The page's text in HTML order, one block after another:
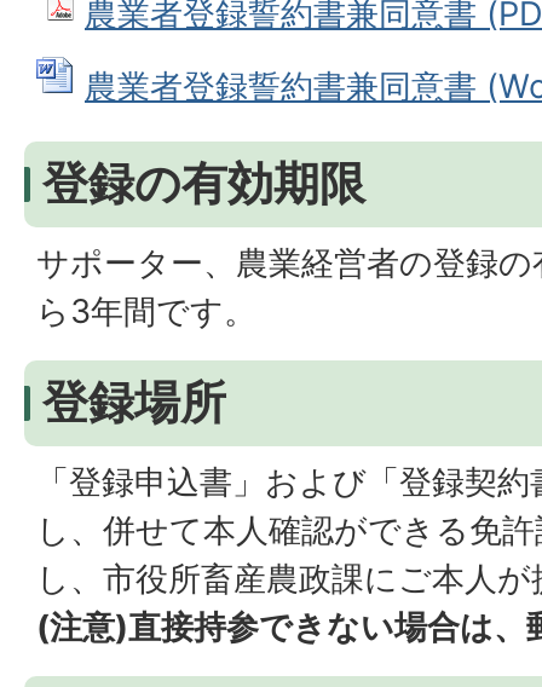
農業者登録誓約書兼同意書
農業者登録誓約書兼同意書
登録の有効期限
サポーター、農業経営者の登録
ら3年間です。
登録場所
「登録申込書」および「登録契
し、併せて本人確認ができる免
し、市役所畜産農政課にご本人
(注意)直接持参できない場合は、